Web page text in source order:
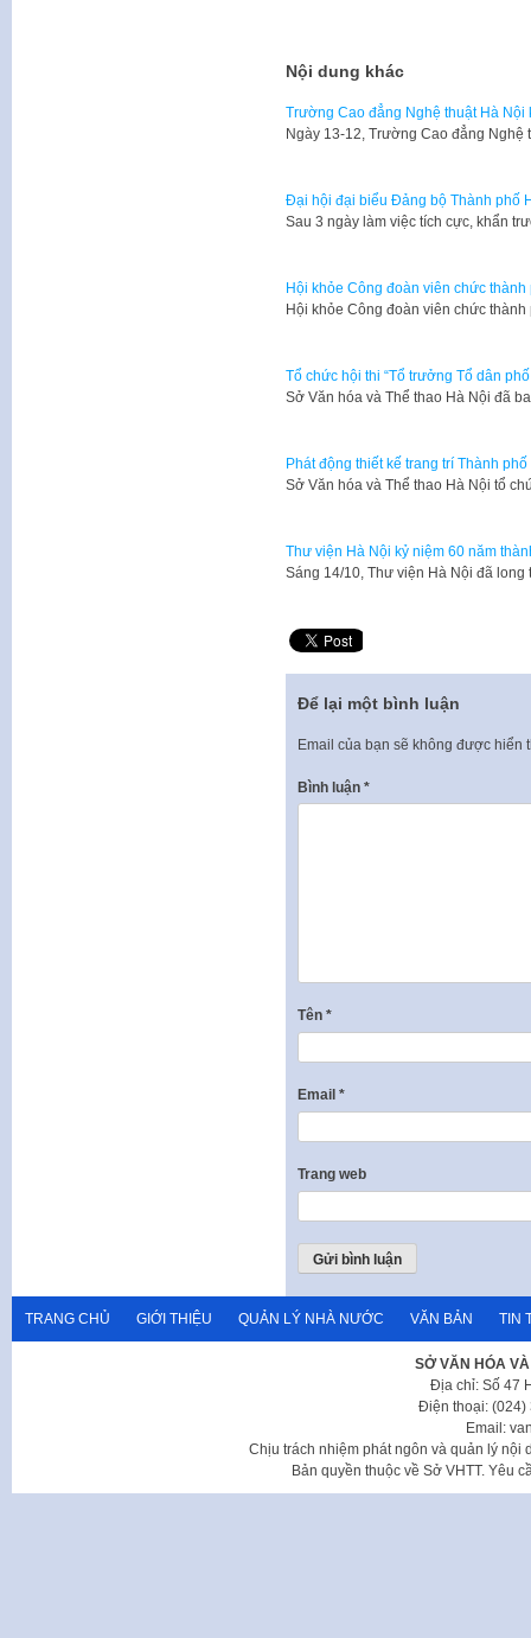
Nội dung khác
Trường Cao đẳng Nghệ thuật Hà Nội
Ngày 13-12, Trường Cao đẳng
Đại hội đại biểu Đảng bộ Thành phố
​Sau 3 ngày làm việc tích cực, khẩn
Hội khỏe Công đoàn viên chức
Hội khỏe Công đoàn viên chức
Tổ chức hội thi “Tổ trưởng Tổ dân
Sở Văn hóa và Thể thao Hà Nội đã
Phát động thiết kế trang trí Thành
Sở Văn hóa và Thể thao Hà Nội tổ
Thư viện Hà Nội kỷ niệm 60 năm
Sáng 14/10, Thư viện Hà Nội đã
Để lại một bình luận
Email của bạn sẽ không được hiển
Bình luận *
Tên *
Email *
Trang web
TRANG CHỦ GIỚI THIỆU QUẢN LÝ NHÀ NƯỚC VĂN BẢN TIN
SỞ VĂN HÓA
Địa chỉ: Số 47
Điện thoại: (024)
Email:
Chịu trách nhiệm phát ngôn và quản lý nội
Bản quyền thuộc về Sở VHTT. Yêu